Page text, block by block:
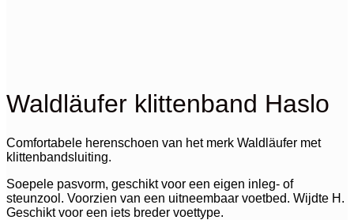
Waldläufer klittenband Haslo
Comfortabele herenschoen van het merk Waldläufer met
klittenbandsluiting.
Soepele pasvorm, geschikt voor een eigen inleg- of
steunzool. Voorzien van een uitneembaar voetbed. Wijdte H.
Geschikt voor een iets breder voettype.